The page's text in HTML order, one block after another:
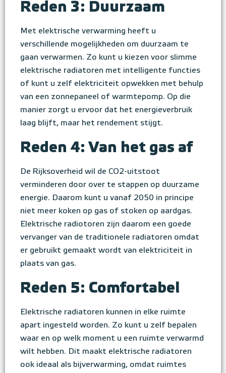
Reden 3: Duurzaam
Met elektrische verwarming heeft u
verschillende mogelijkheden om duurzaam te
gaan verwarmen. Zo kunt u kiezen voor slimme
elektrische radiatoren met intelligente functies
of kunt u zelf elektriciteit opwekken met behulp
van een zonnepaneel of warmtepomp. Op die
manier zorgt u ervoor dat het energieverbruik
laag blijft, maar het rendement stijgt.
Reden 4: Van het gas af
De Rijksoverheid wil de CO2-uitstoot
verminderen door over te stappen op duurzame
energie. Daarom kunt u vanaf 2050 in principe
niet meer koken op gas of stoken op aardgas.
Elektrische radiotoren zijn daarom een goede
vervanger van de traditionele radiatoren omdat
er gebruikt gemaakt wordt van elektriciteit in
plaats van gas.
Reden 5: Comfortabel
Elektrische radiatoren kunnen in elke ruimte
apart ingesteld worden. Zo kunt u zelf bepalen
waar en op welk moment u een ruimte verwarmd
wilt hebben. Dit maakt elektrische radiatoren
ook ideaal als bijverwarming, omdat ruimtes